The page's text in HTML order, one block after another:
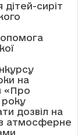
сиріт
на
«Про
року
дозвіл на
атмосферне